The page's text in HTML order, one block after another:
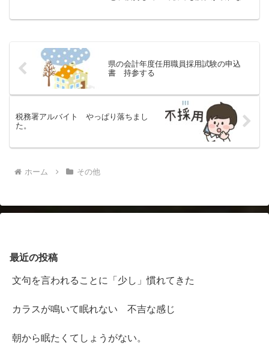
県の会計年度任用職員採用試験の申込
書 持参する
税務署アルバイト やっぱり落ちまし
た。
ホーム その他
最近の投稿
文句を言われることに「少し」慣れてきた
カラスが鳴いて眠れない 不吉な感じ
朝から眠たくてしょうがない。